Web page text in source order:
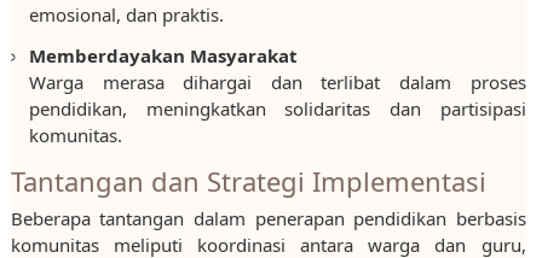
emosional, dan praktis.
Memberdayakan Masyarakat
Warga merasa dihargai dan terlibat dalam proses
pendidikan, meningkatkan solidaritas dan partisipasi
komunitas.
Tantangan dan Strategi Implementasi
Beberapa tantangan dalam penerapan pendidikan berbasis
komunitas meliputi koordinasi antara warga dan guru,